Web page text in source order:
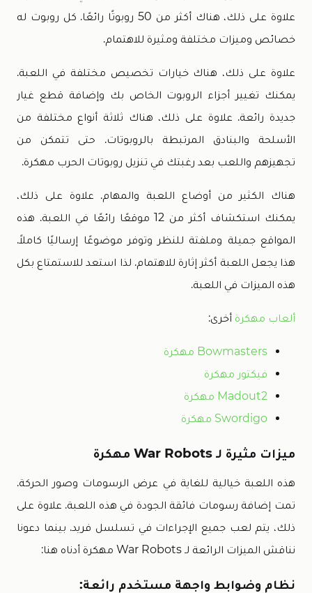
علاوة على ذلك، هناك أكثر من 50 روبوتًا رائعًا. كل روبوت له
خصائص وميزات مختلفة ومثيرة للاهتمام.
علاوة على ذلك، هناك خيارات تخصيص مختلفة في اللعبة.
يمكنك تغيير أجزاء الروبوت الخاص بك وإضافة قطع غيار
جديدة رائعة. علاوة على ذلك، هناك ثلاثة أنواع مختلفة من
الأسلحة والبنادق المرتبطة بالروبوتات. حتى تتمكن من
تجهيزهم واللعب بعد رغبتك في تنزيل روبوتات الحرب مهكرة.
هناك الكثير من أوضاع اللعبة والمهام. علاوة على ذلك،
يمكنك استكشاف أكثر من 12 موقعًا رائعًا في اللعبة. هذه
المواقع جميلة وملفتة للنظر وتوفر موضوعًا إرساليًا كاملاً.
هذا يجعل اللعبة أكثر إثارة للاهتمام. لذا استعد للاستمتاع بكل
هذه الميزات في اللعبة.
ألعاب مهكرة أخرى:
Bowmasters مهكرة
فيكتور مهكرة
Madout2 مهكرة
Swordigo مهكرة
ميزات مثيرة لـ War Robots مهكرة
هذه اللعبة خيالية للغاية في عرض الرسومات وصور الحركة.
تمت إضافة رسومات فائقة الجودة في هذه اللعبة. علاوة على
ذلك، يتم لعب جميع الإجراءات في تسلسل فريد. بينما دعونا
نناقش الميزات الرائعة لـ War Robots مهكرة أدناه هنا:
نظام وضوابط واجهة مستخدم رائعة: